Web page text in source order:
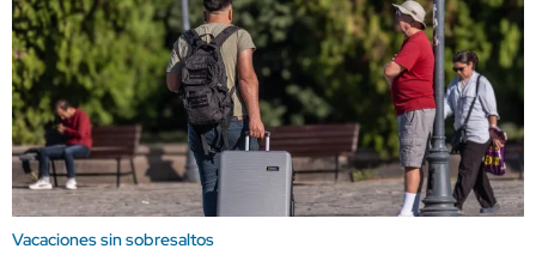
Vacaciones sin sobresaltos